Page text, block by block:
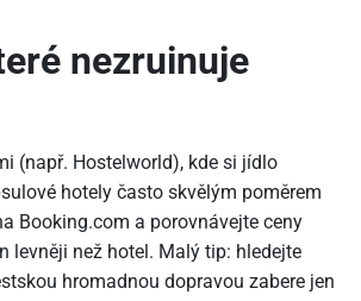
nezruinuje
(např. Hostelworld), kde si jídlo
hotely často skvělým poměrem
Booking.com a porovnávejte ceny
levněji než hotel. Malý tip: hledejte
hromadnou dopravou zabere jen